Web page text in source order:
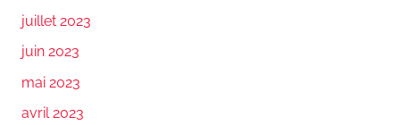
juillet 2023
juin 2023
mai 2023
avril 2023